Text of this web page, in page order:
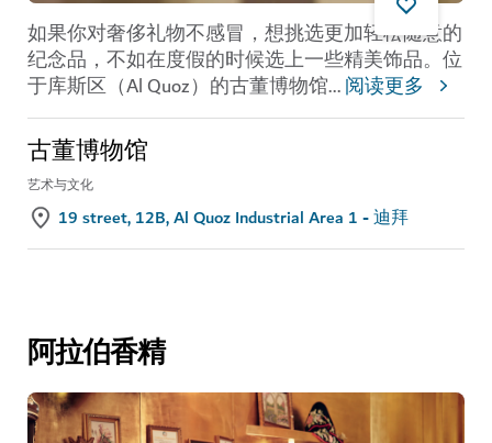
如果你对奢侈礼物不感冒，想挑选更加轻松随意的
纪念品，不如在度假的时候选上一些精美饰品。位
于库斯区（Al Quoz）的古董博物馆...阅读更多
古董博物馆
艺术与文化
19 street, 12B, Al Quoz Industrial Area 1 - 迪拜
阿拉伯香精